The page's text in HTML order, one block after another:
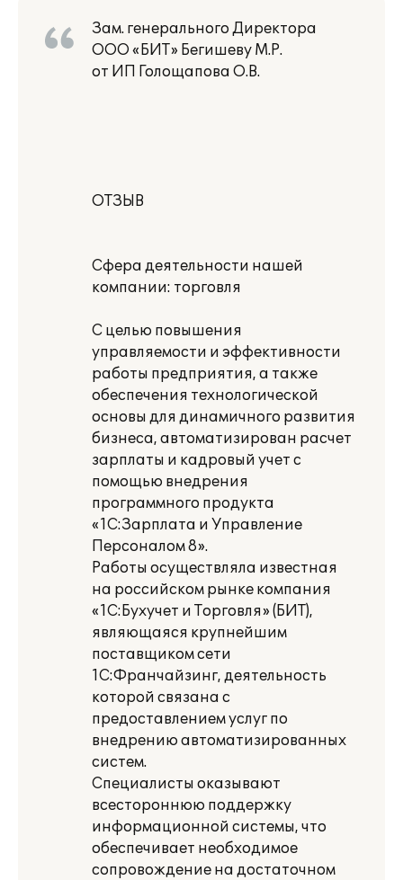
Зам. генерального Директора
ООО «БИТ» Бегишеву М.Р.
от ИП Голощапова О.В.
ОТЗЫВ
Сфера деятельности нашей
компании: торговля
С целью повышения
управляемости и эффективности
работы предприятия, а также
обеспечения технологической
основы для динамичного развития
бизнеса, автоматизирован расчет
зарплаты и кадровый учет с
помощью внедрения
программного продукта
«1С:Зарплата и Управление
Персоналом 8».
Работы осуществляла известная
на российском рынке компания
«1С:Бухучет и Торговля» (БИТ),
являющаяся крупнейшим
поставщиком сети
1С:Франчайзинг, деятельность
которой связана с
предоставлением услуг по
внедрению автоматизированных
систем.
Специалисты оказывают
всестороннюю поддержку
информационной системы, что
обеспечивает необходимое
сопровождение на достаточном